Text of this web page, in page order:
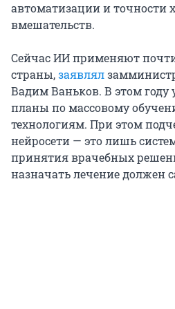
автоматизации и точности
вмешательств.
Сейчас ИИ применяют
страны,заявлял
Вадим Ваньков. В этом году
планы по массовому
технологиям. При этом
нейросети — это лишь
принятия врачебных
назначать лечение должен